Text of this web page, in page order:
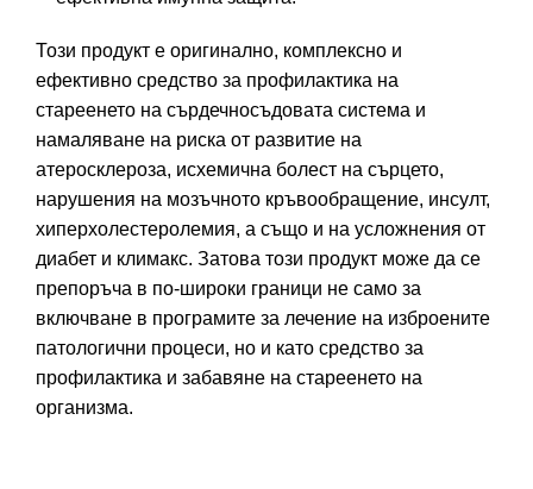
Този продукт е оригинално, комплексно и
ефективно средство за профилактика на
стареенето на сърдечносъдовата система и
намаляване на риска от развитие на
атеросклероза, исхемична болест на сърцето,
нарушения на мозъчното кръвообращение, инсулт,
хиперхолестеролемия, а също и на усложнения от
диабет и климакс. Затова този продукт може да се
препоръча в по-широки граници не само за
включване в програмите за лечение на изброените
патологични процеси, но и като средство за
профилактика и забавяне на стареенето на
организма.